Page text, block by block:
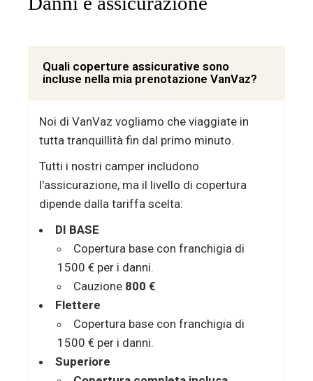
Quali coperture assicurative sono
incluse nella mia prenotazione VanVaz?
Noi di VanVaz vogliamo che viaggiate in
tutta tranquillità fin dal primo minuto.
Tutti i nostri camper includono
l'assicurazione, ma il livello di copertura
dipende dalla tariffa scelta:
DI BASE
Copertura base con franchigia di
1500 € per i danni.
Cauzione 800 €
Flettere
Copertura base con franchigia di
1500 € per i danni.
Superiore